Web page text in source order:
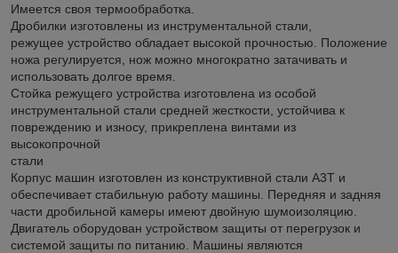
Имеется своя термообработка.
Дробилки изготовлены из инструментальной стали,
режущее устройство обладает высокой прочностью. Положение
ножа регулируется, нож можно многократно затачивать и
использовать долгое время.
Стойка режущего устройства изготовлена из особой
инструментальной стали средней жесткости, устойчива к
повреждению и износу, прикреплена винтами из
высокопрочной
стали
Корпус машин изготовлен из конструктивной стали A3T и
обеспечивает стабильную работу машины. Передняя и задняя
части дробильной камеры имеют двойную шумоизоляцию.
Двигатель оборудован устройством защиты от перегрузок и
системой защиты по питанию. Машины являются